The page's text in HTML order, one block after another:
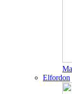
Elfordon